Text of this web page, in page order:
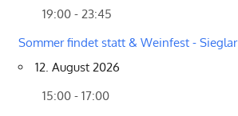
19:00 - 23:45
Sommer findet statt & Weinfest - Sieglar
12. August 2026
15:00 - 17:00